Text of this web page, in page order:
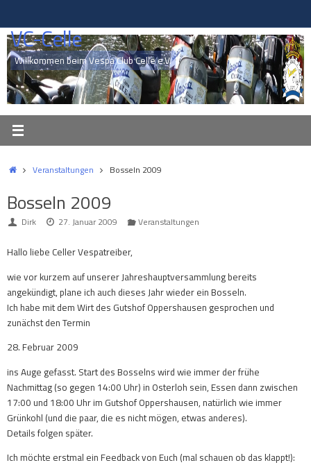
springen
VC-Celle
Willkommen beim Vespa Club Celle e.V.
StartVeranstaltungen Bosseln 2009
Bosseln 2009
Dirk 27. Januar 2009 Veranstaltungen
Hallo liebe Celler Vespatreiber,
wie vor kurzem auf unserer Jahreshauptversammlung bereits
angekündigt, plane ich auch dieses Jahr wieder ein Bosseln.
Ich habe mit dem Wirt des Gutshof Oppershausen gesprochen und
zunächst den Termin
28. Februar 2009
ins Auge gefasst. Start des Bosselns wird wie immer der frühe
Nachmittag (so gegen 14:00 Uhr) in Osterloh sein, Essen dann zwischen
17:00 und 18:00 Uhr im Gutshof Oppershausen, natürlich wie immer
Grünkohl (und die paar, die es nicht mögen, etwas anderes).
Details folgen später.
Ich möchte erstmal ein Feedback von Euch (mal schauen ob das klappt!):